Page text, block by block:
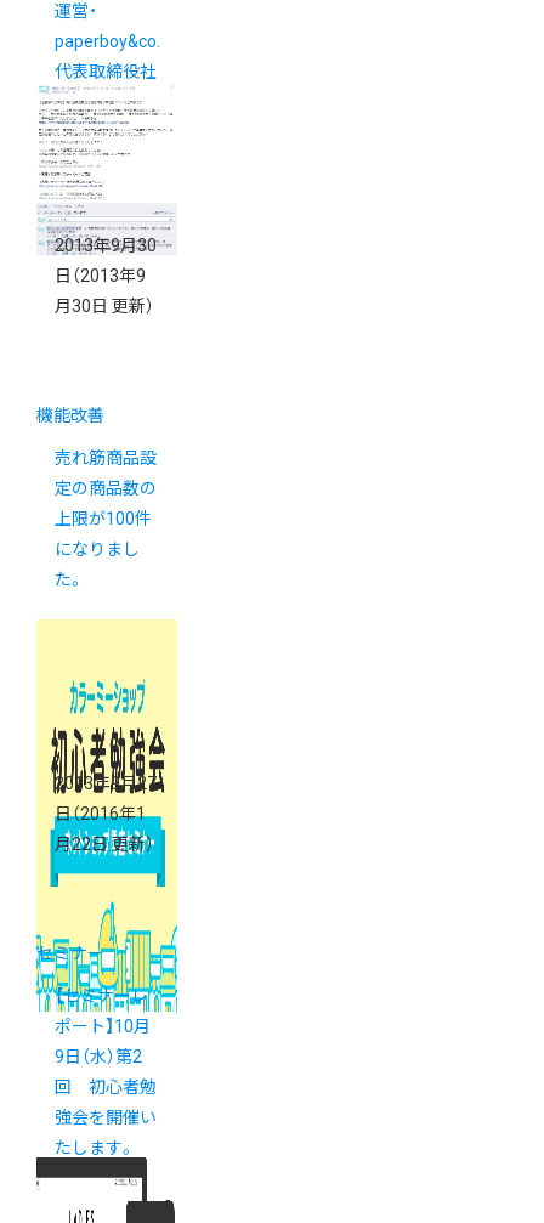
運営・
paperboy&co.
代表取締役社
長佐藤健太郎
インタビュー
が掲載されま
した。
2013年9月30
日 （2013年9
月30日 更新）
機能改善
売れ筋商品設
定の商品数の
上限が100件
になりまし
た。
2013年9月27
日（2016年1
月22日 更新）
セミナー
【セミナーレ
ポート】10月
9日（水）第2
回 初心者勉
強会を開催い
たします。